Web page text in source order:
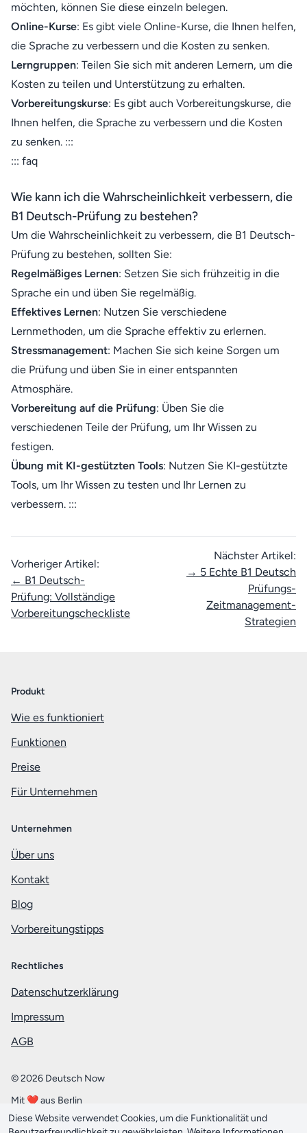
möchten, können Sie diese einzeln belegen.
Online-Kurse: Es gibt viele Online-Kurse, die Ihnen helfen,
die Sprache zu verbessern und die Kosten zu senken.
Lerngruppen: Teilen Sie sich mit anderen Lernern, um die
Kosten zu teilen und Unterstützung zu erhalten.
Vorbereitungskurse: Es gibt auch Vorbereitungskurse, die
Ihnen helfen, die Sprache zu verbessern und die Kosten
zu senken. :::
::: faq
Wie kann ich die Wahrscheinlichkeit verbessern, die
B1 Deutsch-Prüfung zu bestehen?
Um die Wahrscheinlichkeit zu verbessern, die B1 Deutsch-
Prüfung zu bestehen, sollten Sie:
Regelmäßiges Lernen: Setzen Sie sich frühzeitig in die
Sprache ein und üben Sie regelmäßig.
Effektives Lernen: Nutzen Sie verschiedene
Lernmethoden, um die Sprache effektiv zu erlernen.
Stressmanagement: Machen Sie sich keine Sorgen um
die Prüfung und üben Sie in einer entspannten
Atmosphäre.
Vorbereitung auf die Prüfung: Üben Sie die
verschiedenen Teile der Prüfung, um Ihr Wissen zu
festigen.
Übung mit KI-gestützten Tools: Nutzen Sie KI-gestützte
Tools, um Ihr Wissen zu testen und Ihr Lernen zu
verbessern. :::
Vorheriger Artikel:
← B1 Deutsch-
Prüfung: Vollständige
Vorbereitungscheckliste
Nächster Artikel:
→ 5 Echte B1 Deutsch
Prüfungs-
Zeitmanagement-
Strategien
Produkt
Wie es funktioniert
Funktionen
Preise
Für Unternehmen
Unternehmen
Über uns
Kontakt
Blog
Vorbereitungstipps
Rechtliches
Datenschutzerklärung
Impressum
AGB
© 2026 Deutsch Now
Mit ❤️ aus Berlin
English
Diese Website verwendet Cookies, um die Funktionalität und